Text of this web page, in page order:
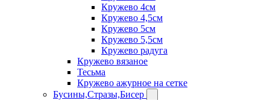
Кружево 4см
Кружево 4,5см
Кружево 5см
Кружево 5,5см
Кружево радуга
Кружево вязаное
Тесьма
Кружево ажурное на сетке
Бусины,Стразы,Бисер